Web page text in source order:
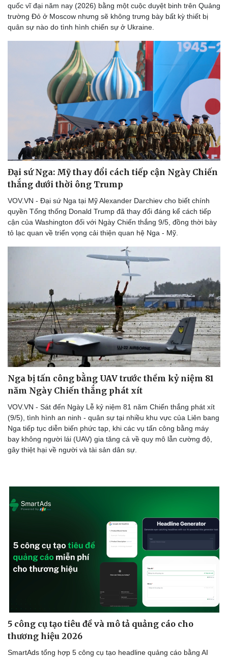
Thể thao
Bóng đá
Lịch thi đấu bóng đá
Thế giới thể thao
eSports
Ô tô - Xe máy
Ô tô
Xe máy
Tư vấn
quốc vĩ đại năm nay (2026) bằng một cuộc duyệt binh trên Quảng
trường Đỏ ở Moscow nhưng sẽ không trưng bày bất kỳ thiết bị
quân sự nào do tình hình chiến sự ở Ukraine.
Đại sứ Nga: Mỹ thay đổi cách tiếp cận Ngày Chiến
thắng dưới thời ông Trump
VOV.VN - Đại sứ Nga tại Mỹ Alexander Darchiev cho biết chính
quyền Tổng thống Donald Trump đã thay đổi đáng kể cách tiếp
cận của Washington đối với Ngày Chiến thắng 9/5, đồng thời bày
tỏ lạc quan về triển vọng cải thiện quan hệ Nga - Mỹ.
Nga bị tấn công bằng UAV trước thềm kỷ niệm 81
năm Ngày Chiến thắng phát xít
VOV.VN - Sát đến Ngày Lễ kỷ niệm 81 năm Chiến thắng phát xít
(9/5), tình hình an ninh - quân sự tại nhiều khu vực của Liên bang
Nga tiếp tục diễn biến phức tạp, khi các vụ tấn công bằng máy
bay không người lái (UAV) gia tăng cả về quy mô lẫn cường độ,
gây thiệt hại về người và tài sản dân sự.
5 công cụ tạo tiêu đề và mô tả quảng cáo cho
thương hiệu 2026
SmartAds tổng hợp 5 công cụ tạo headline quảng cáo bằng AI